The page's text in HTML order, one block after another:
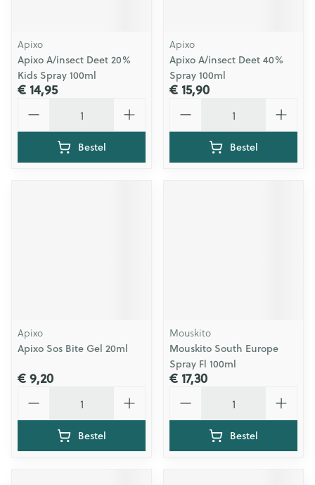
Apixo
Apixo A/insect Deet 20%
Kids Spray 100ml
€ 14,95
Bestel
Apixo
Apixo A/insect Deet 40%
Spray 100ml
€ 15,90
Bestel
Apixo
Apixo Sos Bite Gel 20ml
€ 9,20
Bestel
Mouskito
Mouskito South Europe
Spray Fl 100ml
€ 17,30
Bestel